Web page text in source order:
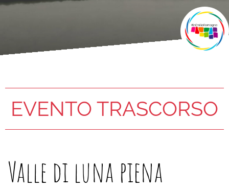
EVENTO TRASCORSO
Valle di luna piena